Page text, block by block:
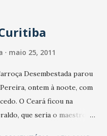
título da competição
na Copa do
para a finalíssima
da Confederação
jogo acontece na próxima
maio 25, 2011
Desembestada parou
ontem à noote, com
O Ceará ficou na
que seria o maestro